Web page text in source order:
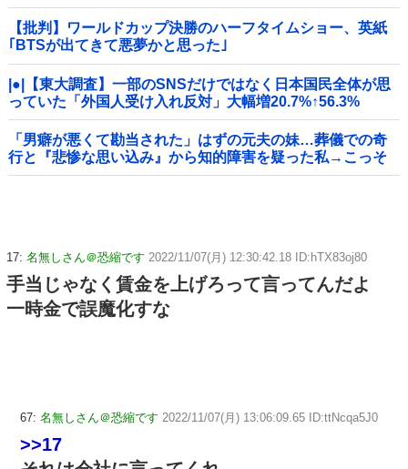
【批判】ワールドカップ決勝のハーフタイムショー、英紙
｢BTSが出てきて悪夢かと思った｣
|●|【東大調査】一部のSNSだけではなく日本国民全体が思
っていた「外国人受け入れ反対」大幅増20.7%↑56.3%
「男癖が悪くて勘当された」はずの元夫の妹…葬儀での奇
行と『悲惨な思い込み』から知的障害を疑った私→こっそ
り病院へ誘導し行政保護させた話
17: 名無しさん＠恐縮です 2022/11/07(月) 12:30:42.18 ID:hTX83oj80
手当じゃなく賃金を上げろって言ってんだよ
一時金で誤魔化すな
67: 名無しさん＠恐縮です 2022/11/07(月) 13:06:09.65 ID:ttNcqa5J0
>>17